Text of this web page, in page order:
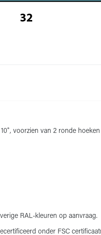
voorzien van 2 ronde
RAL-kleuren op aanvraag.
onder FSC